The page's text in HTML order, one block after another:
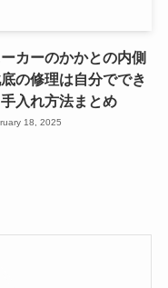
カーのかかとの内側
の修理は自分ででき
入れ方法まとめ
18, 2025